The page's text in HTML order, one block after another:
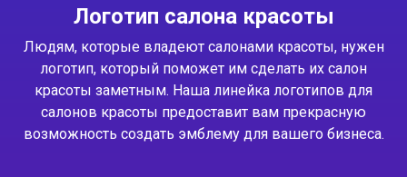
Логотип салона красоты
Людям, которые владеют салонами красоты, нужен
логотип, который поможет им сделать их салон
красоты заметным. Наша линейка логотипов для
салонов красоты предоставит вам прекрасную
возможность создать эмблему для вашего бизнеса.